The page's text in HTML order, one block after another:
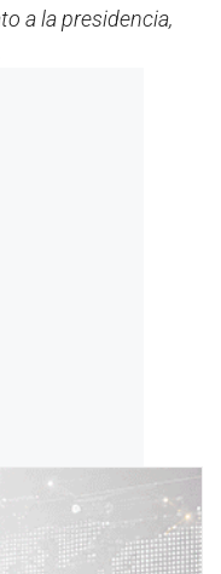
a la presidencia,